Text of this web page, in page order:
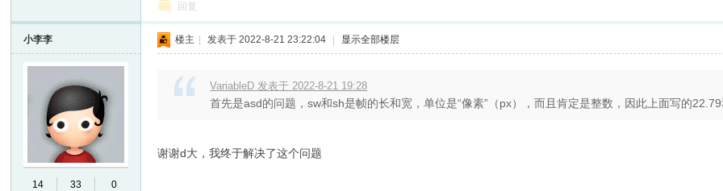
回复
小李李
14
33
0
楼主 发表于 2022-8-21 23:22:04 显示全部楼层
VariableD 发表于 2022-8-21 19:28
首先是asd的问题，sw和sh是帧的长和宽，单位是“像素”（px），而且肯定是整数，因此上面写的
谢谢d大，我终于解决了这个问题